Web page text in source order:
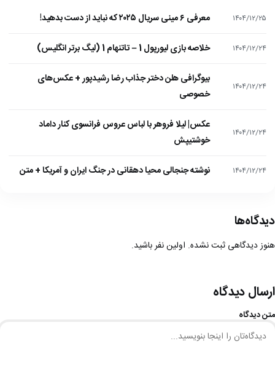
۱۴۰۴/۱۲/۲۵ معرفی ۶ مینی سریال ۲۰۲۵ که نباید از دست بدهید!
۱۴۰۴/۱۲/۲۴ خلاصه بازی لیورپول 1 – تاتنهام 1 (لیگ برتر انگلیس)
۱۴۰۴/۱۲/۲۴
بیوگرافی هلن دختر جذاب رضا رشیدپور + عکس‌های
خصوصی
۱۴۰۴/۱۲/۲۴
عکس| لیلا فروهر با لباس عروس فرانسوی کنار داماد
خوشتیپش
۱۴۰۴/۱۲/۲۴ نوشته جنجالی محیا دهقانی در جنگ ایران و آمریکا + متن
دیدگاه‌ها
هنوز دیدگاهی ثبت نشده. اولین نفر باشید.
ارسال دیدگاه
متن دیدگاه